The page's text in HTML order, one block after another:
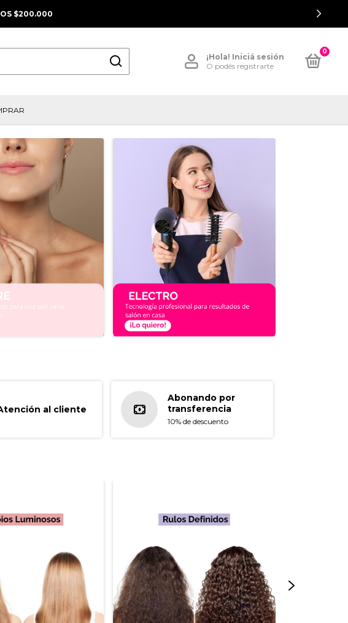
$200.000
¡Hola! Iniciá sesión
O podés registrarte
0
al cliente
Abonando por
transferencia
10% de descuento